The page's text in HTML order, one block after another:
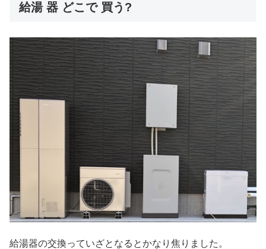
給湯 器 どこで 買う?
給湯器の交換っていざとなるとかなり焦りました。